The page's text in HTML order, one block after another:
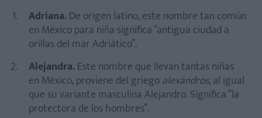
Adriana.De origen latino, este nombre tan común
en México para niña significa “antigua ciudad a
orillas del mar Adriático”.
Alejandra.Este nombre que llevan tantas niñas
en México, proviene del griegoalexándros, al igual
que su variante masculina Alejandro. Significa “la
protectora de los hombres”.